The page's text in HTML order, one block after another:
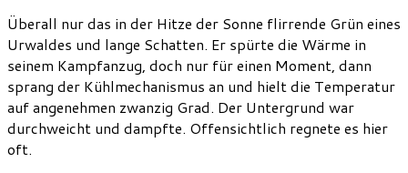
Überall nur das in der Hitze der Sonne flirrende Grün eines
Urwaldes und lange Schatten. Er spürte die Wärme in
seinem Kampfanzug, doch nur für einen Moment, dann
sprang der Kühlmechanismus an und hielt die Temperatur
auf angenehmen zwanzig Grad. Der Untergrund war
durchweicht und dampfte. Offensichtlich regnete es hier
oft.